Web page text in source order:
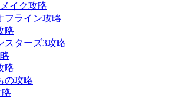
イク攻略
フライン攻略
略
スターズ3攻略
略
の攻略